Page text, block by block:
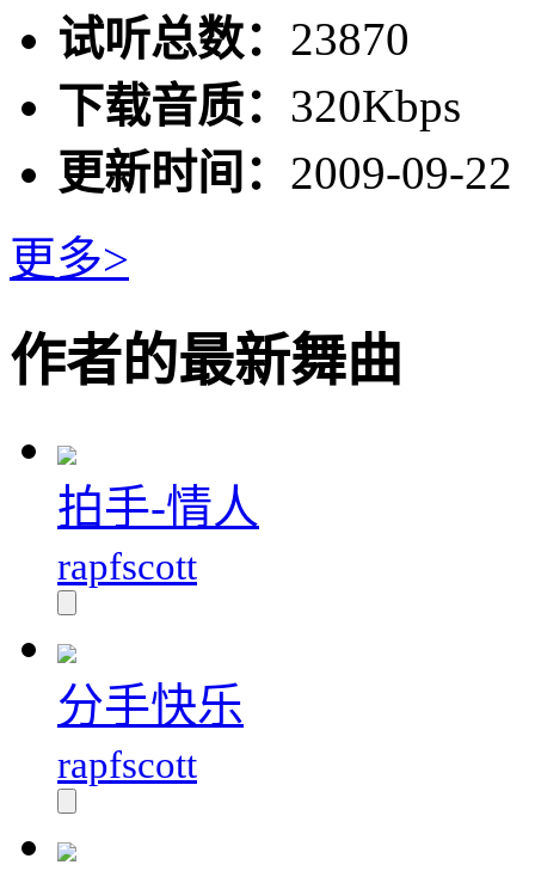
试听总数： 23870
下载音质： 320Kbps
更新时间： 2009-09-22
更多>
作者的最新舞曲
拍手-情人
rapfscott
分手快乐
rapfscott